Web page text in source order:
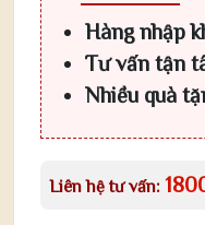
Hàng nhập
Tư vấn tận
Nhiều quà
Liên hệ tư vấn: